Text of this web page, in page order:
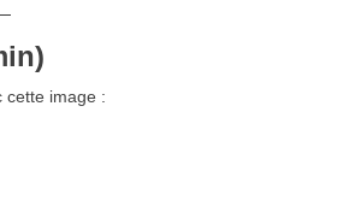
cette image :